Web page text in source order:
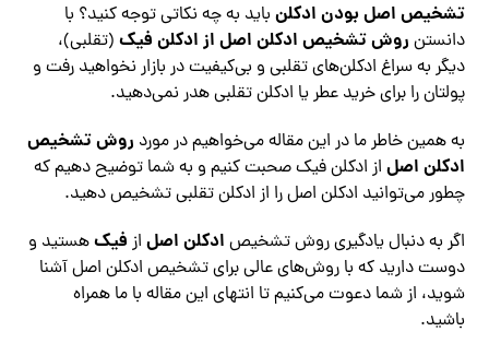
تشخیص اصل بودن ادکلن باید به چه نکاتی توجه کنید؟ با
دانستن روش تشخیص ادکلن اصل از ادکلن فیک (تقلبی)،
دیگر به سراغ ادکلن‌های تقلبی و بی‌کیفیت در بازار نخواهید رفت و
پولتان را برای خرید عطر یا ادکلن تقلبی هدر نمی‌دهید.
به همین خاطر ما در این مقاله می‌خواهیم در مورد روش تشخیص
ادکلن اصل از ادکلن فیک صحبت کنیم و به شما توضیح دهیم که
چطور می‌توانید ادکلن اصل را از ادکلن تقلبی تشخیص دهید.
اگر به دنبال یادگیری روش تشخیص ادکلن اصل از فیکهستید و
دوست دارید که با روش‌های عالی برای تشخیص ادکلن اصل آشنا
شوید، از شما دعوت می‌کنیم تا انتهای این مقاله با ما همراه
باشید.